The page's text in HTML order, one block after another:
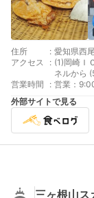
住所 : 愛知県西
アクセス
: (1)岡崎ＩＣから (2)中原ＩＣから (3)蒲郡
ネルから (5)名鉄西尾駅から路線バス（西尾市民病院→一色町公民
館→さか
営業時間 : 営業：
外部サイトで見る
三ヶ根山ス